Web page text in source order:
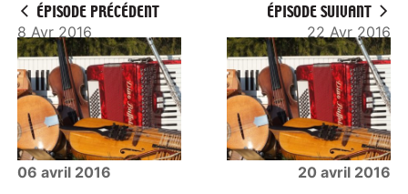
y
ÉPISODE PRÉCÉDENT
8 Avr 2016
06 avril 2016
ÉPISODE SUIVANT
22 Avr 2016
20 avril 2016